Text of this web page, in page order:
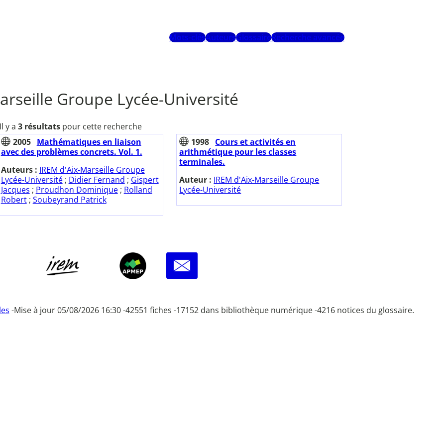
Mots-clésAuteursGlossaireRecherche avancée
Groupe Lycée-Université
Il y a 3 résultats pour cette recherche
2005
Mathématiques en liaison
avec des problèmes concrets. Vol. 1.
Auteurs : IREM d'Aix-Marseille Groupe
Lycée-Université; Didier Fernand ; Gispert
Jacques ; Proudhon Dominique; Rolland
Robert; Soubeyrand Patrick
1998 Cours et activités en
arithmétique pour les classes
terminales.
Auteur : IREM d'Aix-Marseille Groupe
Lycée-Université
-Mise à jour 05/08/2026 16:30 -42551 fiches -17152 dans bibliothèque numérique -4216 notices du glossaire.